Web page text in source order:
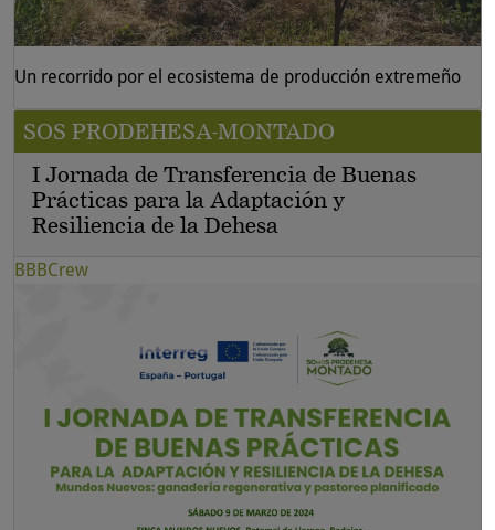
Un recorrido por el ecosistema de producción extremeño
SOS PRODEHESA-MONTADO
I Jornada de Transferencia de Buenas
Prácticas para la Adaptación y
Resiliencia de la Dehesa
BBBCrew